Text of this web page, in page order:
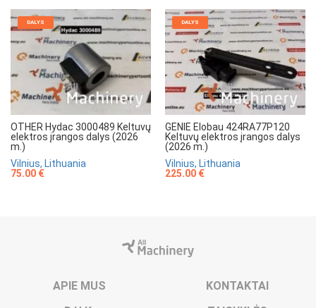
DALYS
OTHER Hydac 3000489 Keltuvų
elektros įrangos dalys (2026
m.)
Vilnius, Lithuania
75.00 €
DALYS
GENIE Elobau 424RA77P120
Keltuvų elektros įrangos dalys
(2026 m.)
Vilnius, Lithuania
225.00 €
APIE MUS
KONTAKTAI